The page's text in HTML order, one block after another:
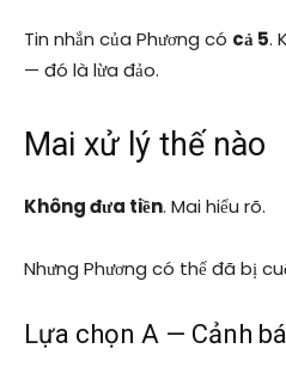
Tin nhắn của Phương có cả 5.
— đó là lừa đảo.
Mai xử lý thế nào
Không đưa tiền. Mai hiểu rõ.
Nhưng Phương có thể đã bị
Lựa chọn A — Cảnh